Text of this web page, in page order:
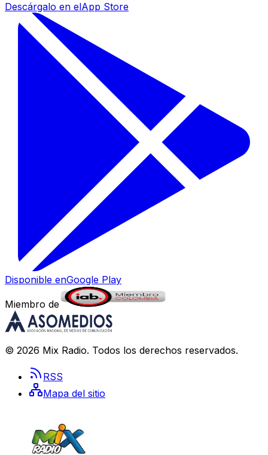
Descárgalo en elApp Store
Disponible enGoogle Play
Miembro de
© 2026 Mix Radio. Todos los derechos reservados.
RSS
Mapa del sitio